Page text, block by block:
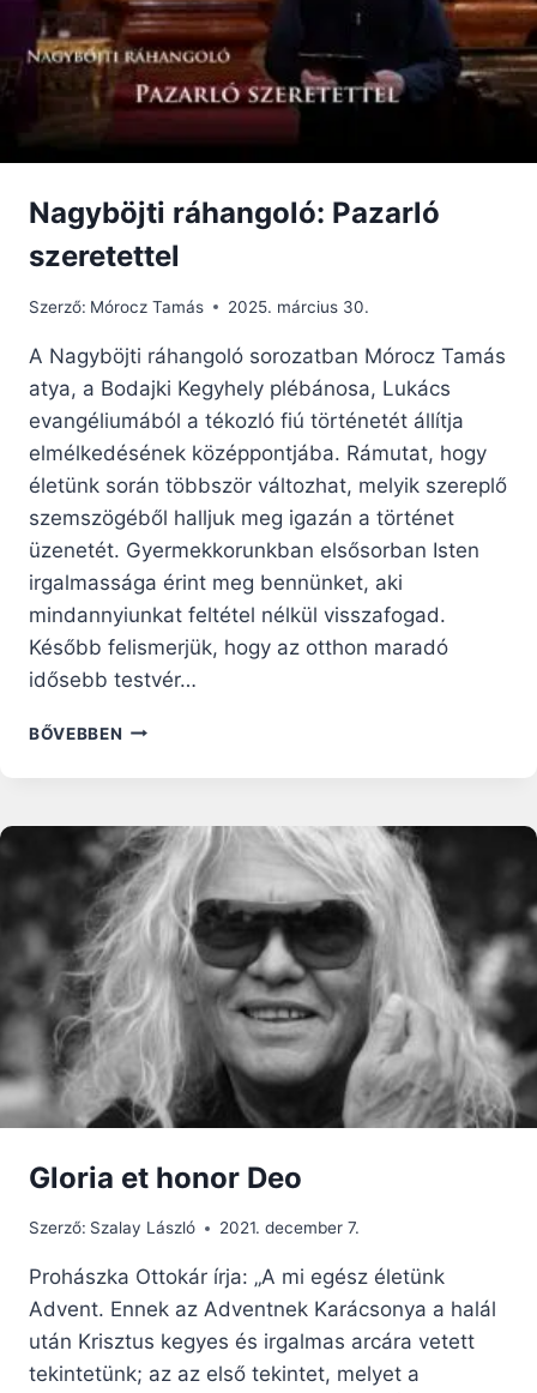
Nagyböjti ráhangoló: Pazarló
szeretettel
Szerző: Mórocz Tamás 2025. március 30.
A Nagyböjti ráhangoló sorozatban Mórocz Tamás
atya, a Bodajki Kegyhely plébánosa, Lukács
evangéliumából a tékozló fiú történetét állítja
elmélkedésének középpontjába. Rámutat, hogy
életünk során többször változhat, melyik szereplő
szemszögéből halljuk meg igazán a történet
üzenetét. Gyermekkorunkban elsősorban Isten
irgalmassága érint meg bennünket, aki
mindannyiunkat feltétel nélkül visszafogad.
Később felismerjük, hogy az otthon maradó
idősebb testvér…
BŐVEBBEN NAGYBÖJTI
Gloria et honor Deo
Szerző: Szalay László 2021. december 7.
Prohászka Ottokár írja: „A mi egész életünk
Advent. Ennek az Adventnek Karácsonya a halál
után Krisztus kegyes és irgalmas arcára vetett
tekintetünk; az az első tekintet, melyet a